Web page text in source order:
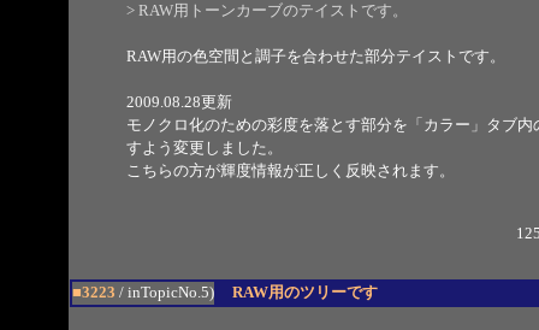
> RAW用トーンカーブのテイストです。
RAW用の色空間と調子を合わせた部分テイストです。
2009.08.28更新
モノクロ化のための彩度を落とす部分を「カラー」タブ
すよう変更しました。
こちらの方が輝度情報が正しく反映されます。
■3223 / inTopicNo.5) RAW用のツリーです